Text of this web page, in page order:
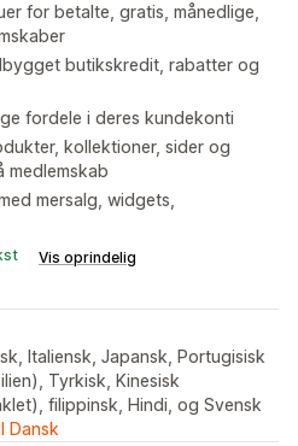
for betalte, gratis, månedlige,
butikskredit, rabatter og
fordele i deres kundekonti
kollektioner, sider og
medlemskab
mersalg, widgets,
Vis oprindelig
Italiensk, Japansk, Portugisisk
Tyrkisk, Kinesisk
filippinsk, Hindi, og Svensk
Dansk